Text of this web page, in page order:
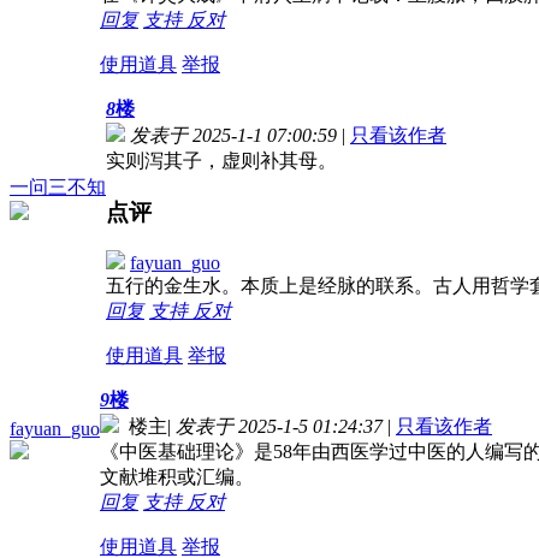
回复 支持 反对
使用道具 举报
一问三不知
8楼
发表于 2025-1-1 07:00:59 | 只看该作者
实则泻其子，虚则补其母。
点评
fayuan_guo
五行的金生水。本质上是经脉的联系。古人用哲
回复 支持 反对
使用道具 举报
fayuan_guo
9楼
楼主| 发表于 2025-1-5 01:24:37 | 只看该作者
《中医基础理论》是58年由西医学过中医的人编
文献堆积或汇编。
回复 支持 反对
使用道具 举报